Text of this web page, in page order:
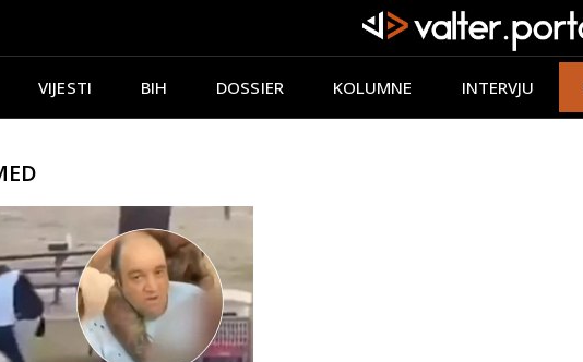
VIJESTI BIH DOSSIER KOLUMNE INTERVJU